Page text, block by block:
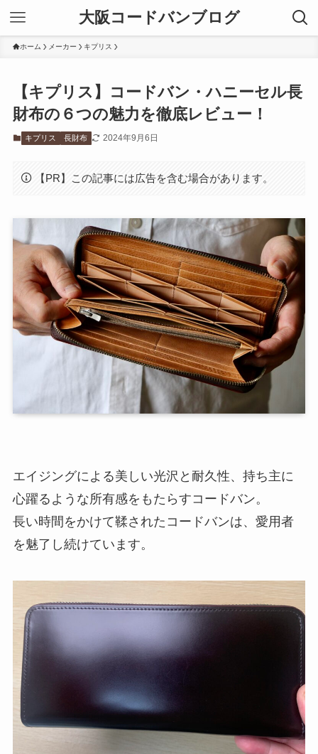
大阪コードバンブログ
ホーム メーカー キプリス
【キプリス】コードバン・ハニーセル長
財布の６つの魅力を徹底レビュー！
キプリス 長財布 2024年9月6日
【PR】この記事には広告を含む場合があります。
エイジングによる美しい光沢と耐久性、持ち主に
心躍るような所有感をもたらすコードバン。
長い時間をかけて鞣されたコードバンは、愛用者
を魅了し続けています。